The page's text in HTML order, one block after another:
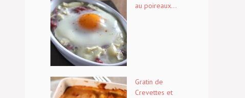
au poireaux...
Gratin de
Crevettes et